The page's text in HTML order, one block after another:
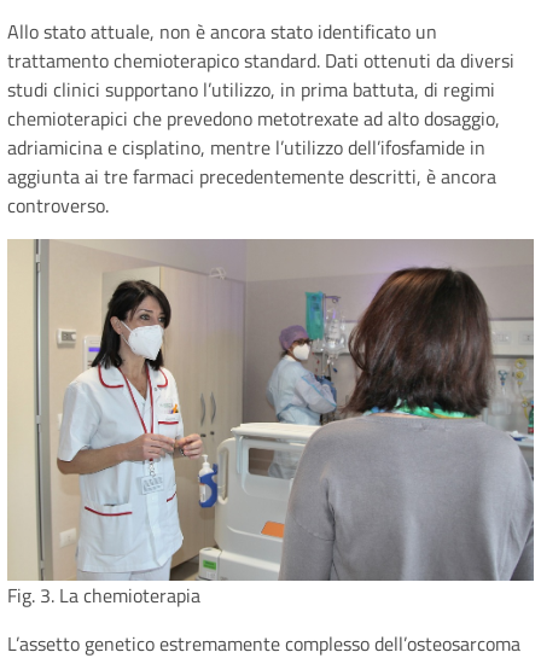
Allo stato attuale, non è ancora stato identificato un
trattamento chemioterapico standard. Dati ottenuti da diversi
studi clinici supportano l’utilizzo, in prima battuta, di regimi
chemioterapici che prevedono metotrexate ad alto dosaggio,
adriamicina e cisplatino, mentre l’utilizzo dell’ifosfamide in
aggiunta ai tre farmaci precedentemente descritti, è ancora
controverso.
Fig. 3. La chemioterapia
L’assetto genetico estremamente complesso dell’osteosarcoma